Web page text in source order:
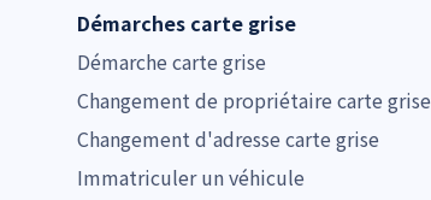
Démarches carte grise
Démarche carte grise
Changement de propriétaire carte grise
Changement d'adresse carte grise
Immatriculer un véhicule